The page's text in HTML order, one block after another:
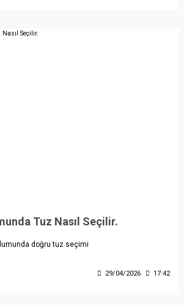
Tuz Nasıl Seçilir.
doğru tuz seçimi
29/04/2026 17:42